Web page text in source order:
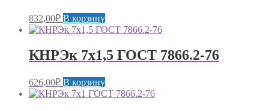
832,00₽ В корзину
КНРЭк 7х1,5 ГОСТ 7866.2-76
626,00₽ В корзину